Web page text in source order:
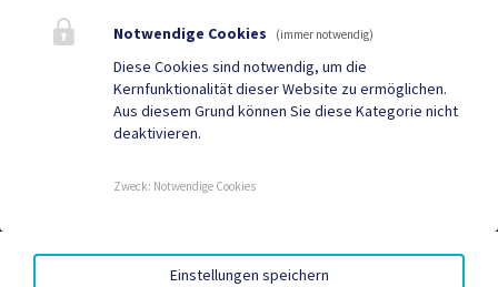
Geko digital Gemeinde-
Infopoint St. Paul
Duale Zustellung
Gemeindenachrichten
AMTSSIGNATUR|BARRIEREFREIHEIT|DATENSCHUTZ|
Notwendige Cookies (immer notwendig)
Diese Cookies sind notwendig, um die
Kernfunktionalität dieser Website zu ermöglichen.
Aus diesem Grund können Sie diese Kategorie nicht
deaktivieren.
Zweck: Notwendige Cookies
Einstellungen speichern